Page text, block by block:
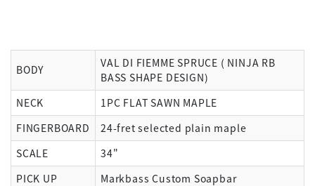
BODY
VAL DI FIEMME SPRUCE ( NINJA RB
BASS SHAPE DESIGN)
NECK
1PC FLAT SAWN MAPLE
FINGERBOARD
24-fret selected plain maple
SCALE
34"
PICK UP
Markbass Custom Soapbar